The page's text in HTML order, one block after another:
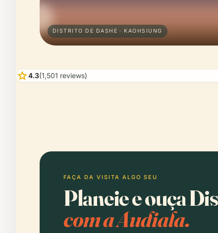
DISTRITO DE DASHE · KAOHSIUNG
star4.3(1,501 reviews)
FAÇA DA VISITA ALGO SEU
Planeie e ouça
com a Audiala.